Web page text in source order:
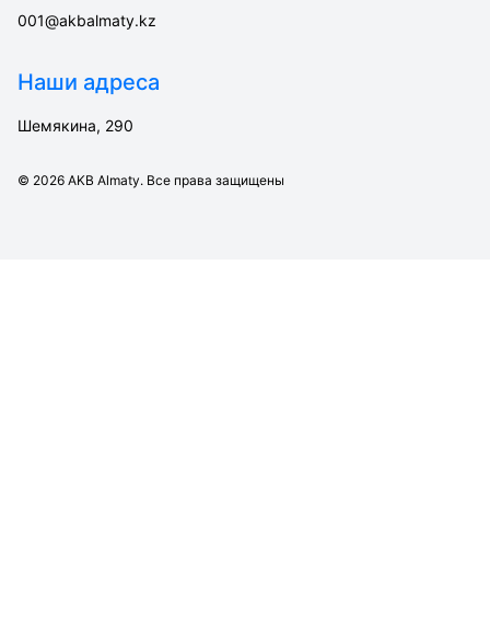
001@akbalmaty.kz
Наши адреса
Шемякина, 290
© 2026 AKB Almaty. Все права защищены